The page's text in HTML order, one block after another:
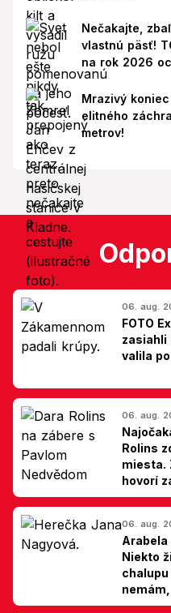
Nečakajte,
vlastnú päsť!
na rok 2026
Mrazivý
elitného
metrov!
06. aug.
FOTO
zasiahli
valila
06. aug.
Rolins
miesta.
hovorí
06. aug.
Arabela
Niekto